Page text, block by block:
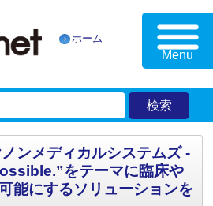
ホーム
Menu
ンメディカルシステムズ -
をテーマに臨床や
能にするソリューションを